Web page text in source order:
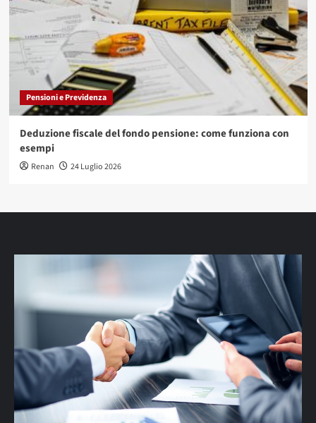
Pensioni e Previdenza
Deduzione fiscale del fondo pensione: come funziona con
esempi
Renan 24 Luglio 2026